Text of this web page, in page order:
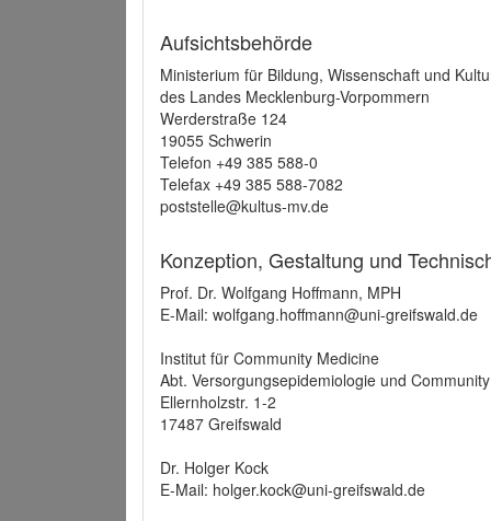
Aufsichtsbehörde
Ministerium für Bildung, Wissenschaft und
des Landes Mecklenburg-Vorpommern
Werderstraße 124
19055 Schwerin
Telefon +49 385 588-0
Telefax +49 385 588-7082
poststelle@kultus-mv.de
Konzeption, Gestaltung und
Prof. Dr. Wolfgang Hoffmann, MPH
E-Mail: wolfgang.hoffmann@uni-greifswald.de
Institut für Community Medicine
Abt. Versorgungsepidemiologie und
Ellernholzstr. 1-2
17487 Greifswald
Dr. Holger Kock
E-Mail: holger.kock@uni-greifswald.de